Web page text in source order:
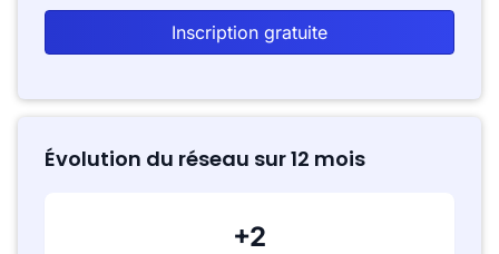
Inscription gratuite
Évolution du réseau sur 12 mois
+2